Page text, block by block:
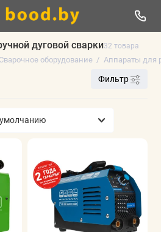
дуговой сварки32 товара
Сварочное оборудование Аппараты для
Фильтр